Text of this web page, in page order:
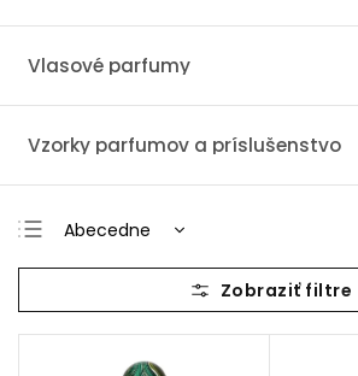
Vlasové parfumy
Vzorky parfumov a príslušenstvo
Abecedne
Najlacnejšie
Najdrahšie